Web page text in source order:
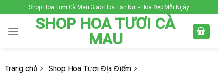
to
content
Shop Hoa Tươi Cà Mau Giao Hoa Tận Nơi - Hoa Đẹp Mỗi Ngày
SHOP HOA TƯƠI CÀ
MAU
Trang chủ
Shop Hoa Tươi Địa Điểm